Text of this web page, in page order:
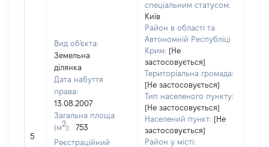
5
Вид об'єкта:
Земельна
ділянка
Дата набуття
права:
13.08.2007
Загальна площа
(м2):
753
Реєстраційний
спеціальним статусом:
Київ
Район в області та
Автономній Республіці
Крим: [Не
застосовується]
Територіальна громада:
[Не застосовується]
Тип населеного пункту:
[Не застосовується]
Населений пункт: [Не
застосовується]
Район у місті: